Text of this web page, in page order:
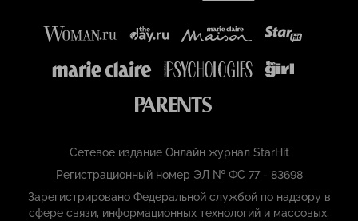
Сетевое издание Онлайн журнал StarHit
Регистрационный номер ЭЛ № ФС 77 - 83698
Зарегистрировано Федеральной службой по надзору в
сфере связи, информационных технологий и массовых,